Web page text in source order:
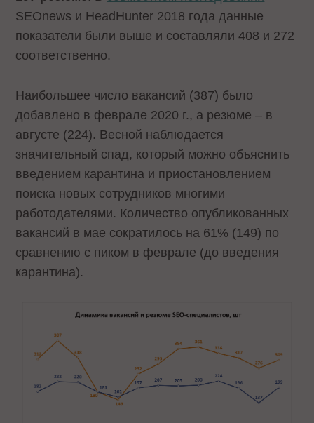
SEOnews и HeadHunter 2018 года данные
показатели были выше и составляли 408 и 272
соответственно.
Наибольшее число вакансий (387) было
добавлено в феврале 2020 г., а резюме – в
августе (224). Весной наблюдается
значительный спад, который можно объяснить
введением карантина и приостановлением
поиска новых сотрудников многими
работодателями. Количество опубликованных
вакансий в мае сократилось на 61% (149) по
сравнению с пиком в феврале (до введения
карантина).